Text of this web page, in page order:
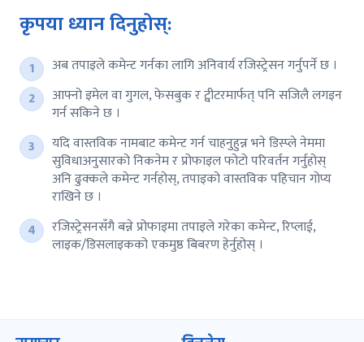
कृपया ध्यान दिनुहोस्:
अब तपाइले कमेन्ट गर्नका लागि अनिवार्य रजिस्ट्रेसन गर्नुपर्ने छ ।
आफ्नो इमेल वा गुगल, फेसबुक र ट्वीटरमार्फत् पनि सजिलै लगइन
गर्न सकिने छ ।
यदि वास्तविक नामबाट कमेन्ट गर्न चाहनुहुन्न भने डिस्प्ले नेममा
सुविधाअनुसारको निकनेम र प्रोफाइल फोटो परिवर्तन गर्नुहोस्
अनि ढुक्कले कमेन्ट गर्नहोस्, तपाइको वास्तविक पहिचान गोप्य
राखिने छ ।
रजिस्ट्रेसनसँगै बन्ने प्रोफाइमा तपाइले गरेका कमेन्ट, रिप्लाई,
लाइक/डिसलाइकको एकमुष्ठ बिबरण हेर्नुहोस् ।